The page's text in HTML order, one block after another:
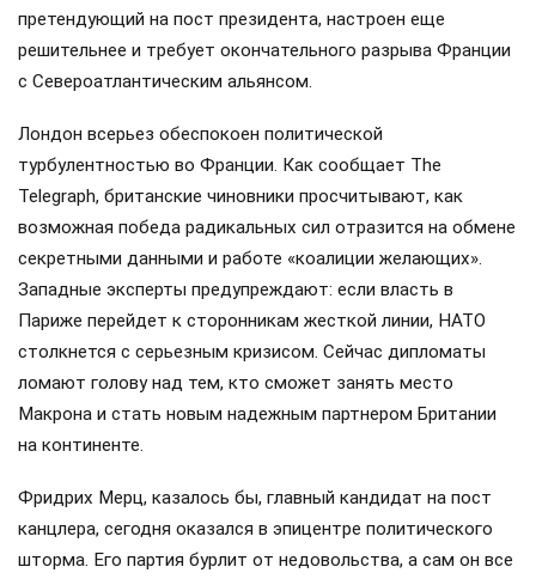
претендующий на пост президента, настроен еще
решительнее и требует окончательного разрыва Франции
с Североатлантическим альянсом.
Лондон всерьез обеспокоен политической
турбулентностью во Франции. Как сообщает The
Telegraph, британские чиновники просчитывают, как
возможная победа радикальных сил отразится на обмене
секретными данными и работе «коалиции желающих».
Западные эксперты предупреждают: если власть в
Париже перейдет к сторонникам жесткой линии, НАТО
столкнется с серьезным кризисом. Сейчас дипломаты
ломают голову над тем, кто сможет занять место
Макрона и стать новым надежным партнером Британии
на континенте.
Фридрих Мерц, казалось бы, главный кандидат на пост
канцлера, сегодня оказался в эпицентре политического
шторма. Его партия бурлит от недовольства, а сам он все